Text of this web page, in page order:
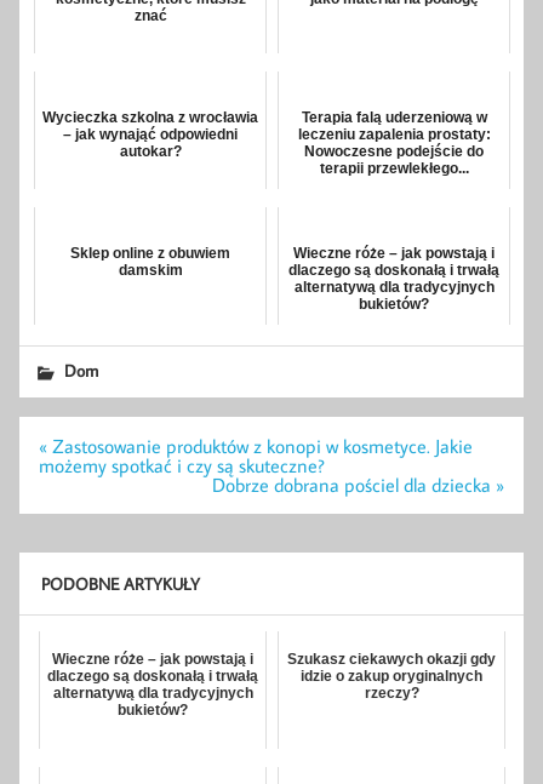
znać
Wycieczka szkolna z wrocławia
– jak wynająć odpowiedni
autokar?
Terapia falą uderzeniową w
leczeniu zapalenia prostaty:
Nowoczesne podejście do
terapii przewlekłego...
Sklep online z obuwiem
damskim
Wieczne róże – jak powstają i
dlaczego są doskonałą i trwałą
alternatywą dla tradycyjnych
bukietów?
Dom
Nawigacja
wpisu
« Zastosowanie produktów z konopi w kosmetyce. Jakie
możemy spotkać i czy są skuteczne?
Dobrze dobrana pościel dla dziecka »
PODOBNE ARTYKUŁY
Wieczne róże – jak powstają i
dlaczego są doskonałą i trwałą
alternatywą dla tradycyjnych
bukietów?
Szukasz ciekawych okazji gdy
idzie o zakup oryginalnych
rzeczy?